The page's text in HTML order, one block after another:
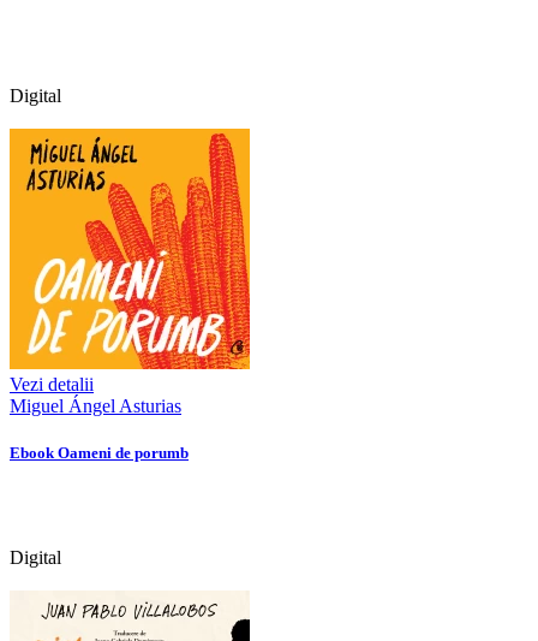
Digital
Vezi detalii
Miguel Ángel Asturias
Ebook Oameni de porumb
Digital